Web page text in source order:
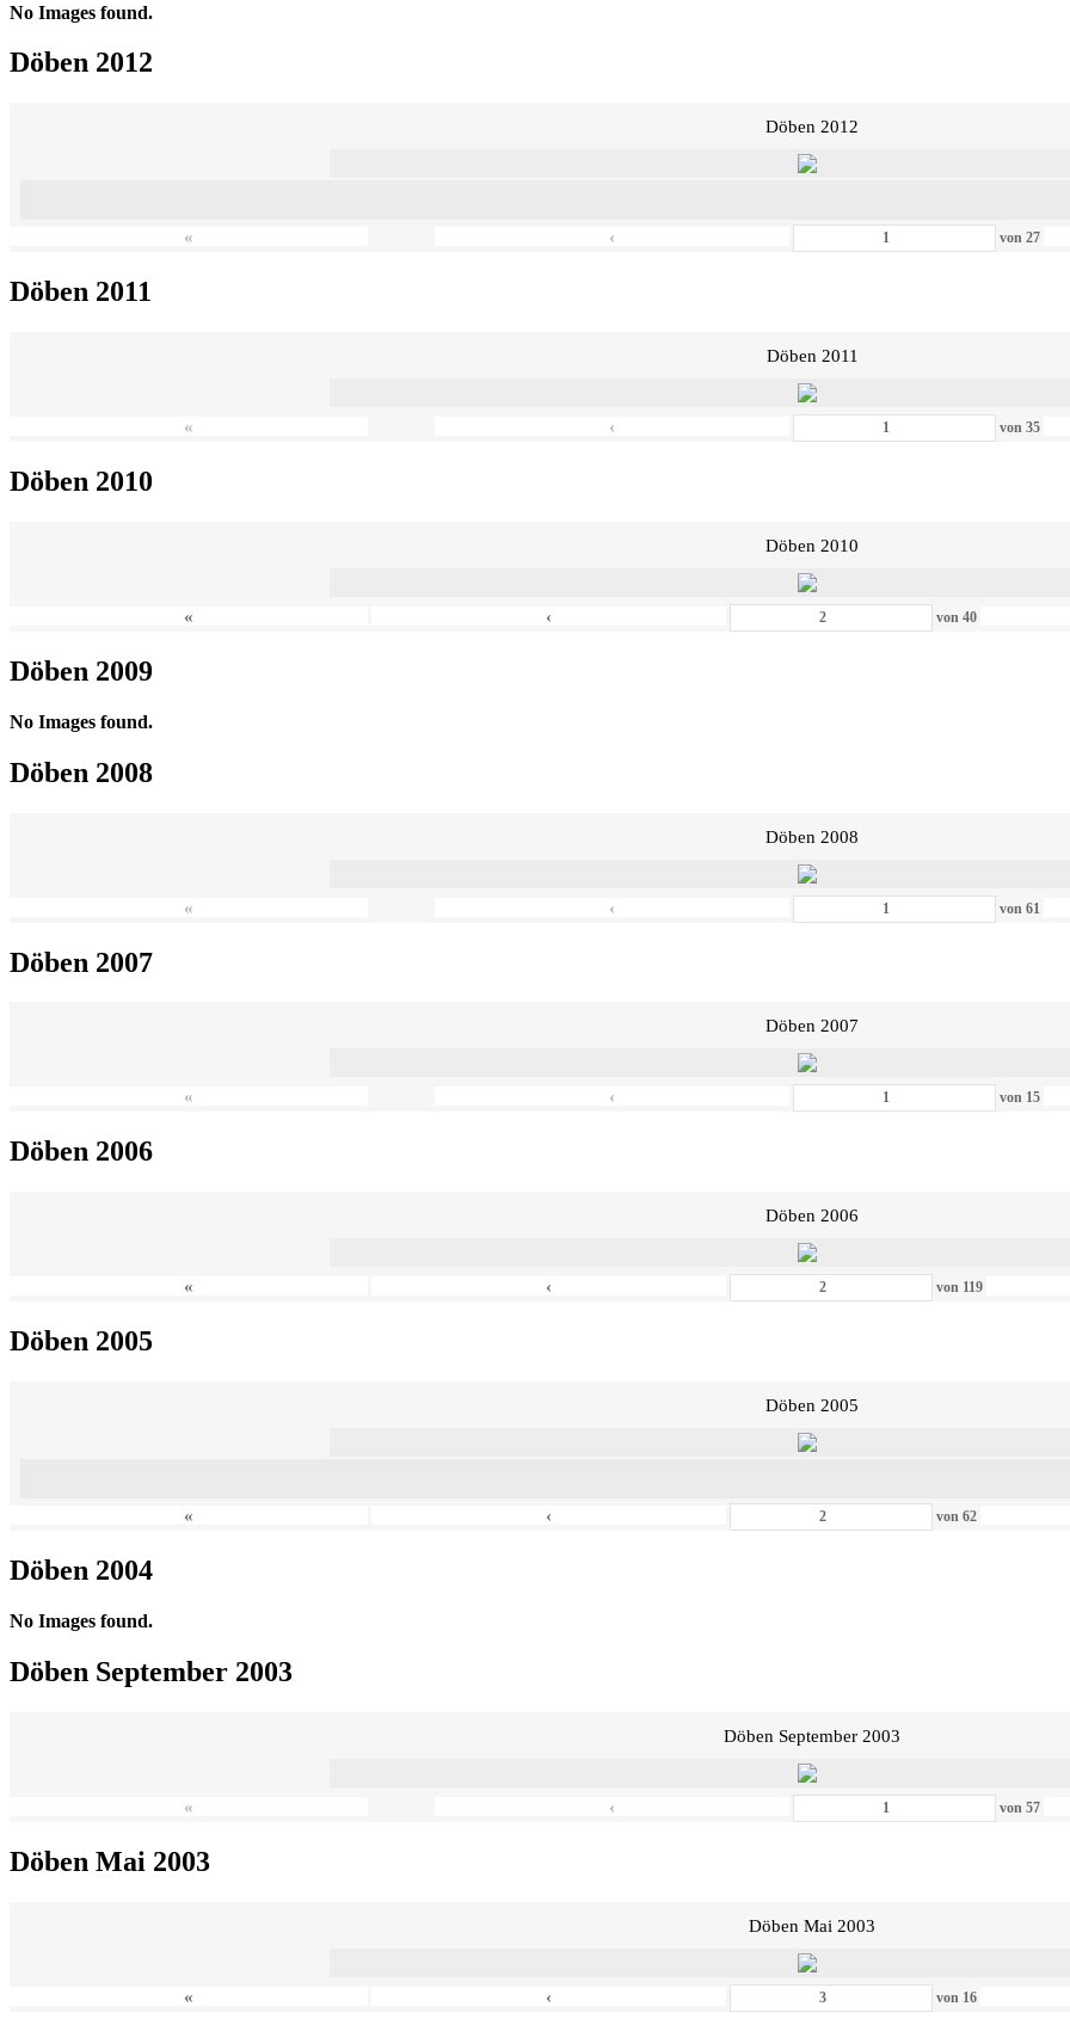
No Images found.
Döben 2012
Döben 2012
« ‹ von27
Döben 2011
Döben 2011
« ‹ von35
Döben 2010
Döben 2010
« ‹ von40
Döben 2009
No Images found.
Döben 2008
Döben 2008
« ‹ von61
Döben 2007
Döben 2007
« ‹ von 15
Döben 2006
Döben 2006
« ‹ von 119
Döben 2005
Döben 2005
« ‹ von62
Döben 2004
No Images found.
Döben September 2003
Döben September 2003
« ‹ von57
Döben Mai 2003
Döben Mai 2003
« ‹ von 16